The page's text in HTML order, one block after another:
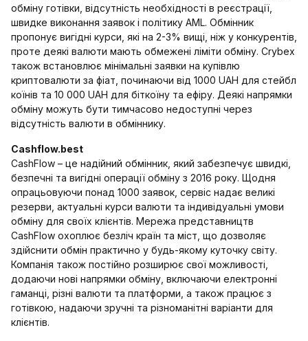
обміну готівки, відсутність необхідності в реєстрації,
швидке виконання заявок і політику AML. Обмінник
пропонує вигідні курси, які на 2-3% вищі, ніж у конкурентів,
проте деякі валюти мають обмежені ліміти обміну. Crybex
також встановлює мінімальні заявки на купівлю
криптовалюти за фіат, починаючи від 1000 UAH для стейбл
коїнів та 10 000 UAH для біткоїну та ефіру. Деякі напрямки
обміну можуть бути тимчасово недоступні через
відсутність валюти в обміннику.
Cashflow.best
CashFlow – це надійний обмінник, який забезпечує швидкі,
безпечні та вигідні операції обміну з 2016 року. Щодня
опрацьовуючи понад 1000 заявок, сервіс надає великі
резерви, актуальні курси валюти та індивідуальні умови
обміну для своїх клієнтів. Мережа представництв
CashFlow охоплює безліч країн та міст, що дозволяє
здійснити обмін практично у будь-якому куточку світу.
Компанія також постійно розширює свої можливості,
додаючи нові напрямки обміну, включаючи електронні
гаманці, різні валюти та платформи, а також працює з
готівкою, надаючи зручні та різноманітні варіанти для
клієнтів.